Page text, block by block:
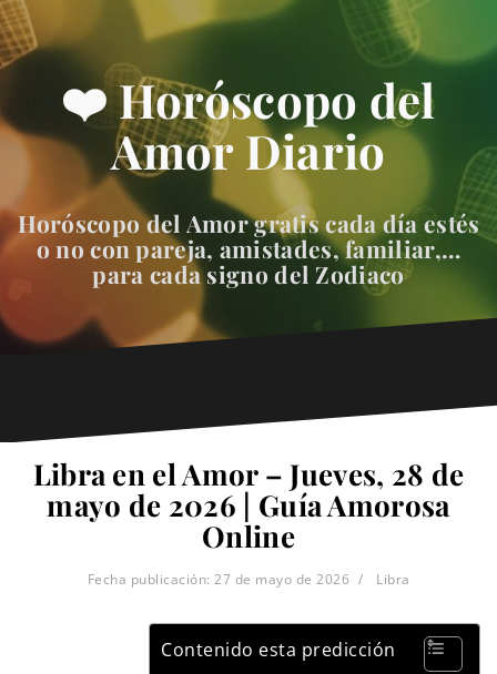
❤️ Horóscopo del
Amor Diario
Horóscopo del Amor gratis cada día estés
o no con pareja, amistades, familiar,…
para cada signo del Zodiaco
Libra en el Amor – Jueves, 28 de
mayo de 2026 | Guía Amorosa
Online
Fecha publicación: 27 de mayo de 2026 Libra
Contenido esta predicción